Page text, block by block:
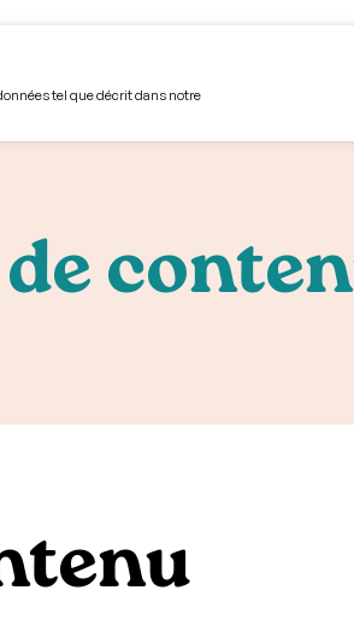
tel que décrit dans notre